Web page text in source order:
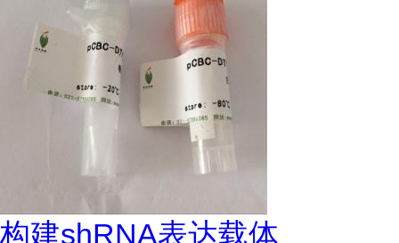
构建shRNA表达载体